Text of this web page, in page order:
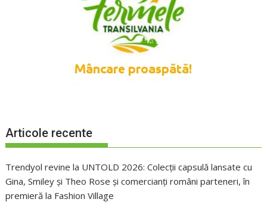
Articole recente
Trendyol revine la UNTOLD 2026: Colecții capsulă lansate cu
Gina, Smiley și Theo Rose și comercianți români parteneri, în
premieră la Fashion Village